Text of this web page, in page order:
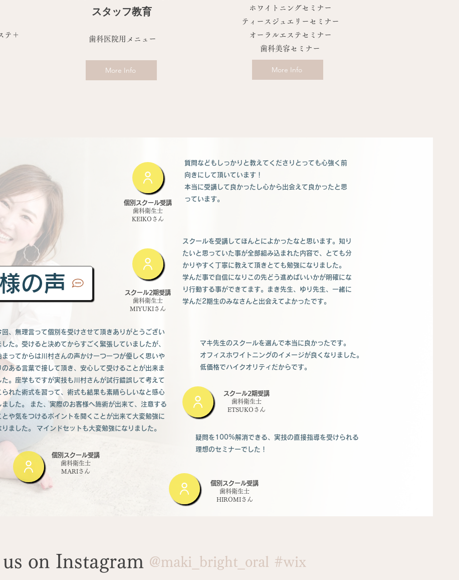
テ＋
スタッフ教育
歯科医院用メニュー
More Info
ホワイトニングセミナー
​ティースジュエリーセミナー
オーラルエステセミナー
​歯科美容セミナー
More Info
質問などもしっかりと教えてくださりとっても心強く前
向きにして頂いています！
本当に受講して良かったし心から出会えて良かったと思
っています。
スクールを受講してほんとによかったなと思います。知り
たいと思っていた事が全部組み込まれた内容で、とても分
かりやすく丁寧に教えて頂きとても勉強になりました。
学んだ事で自信になりこの先どう進めばいいかが明確にな
り行動する事ができてます。まき先生、ゆり先生、一緒に
学んだ2期生のみなさんと出会えてよかったです。
マキ先生のスクールを選んで本当に良かったです。
オフィスホワイトニングのイメージが良くなりました。
低価格でハイクオリティだからです。
の声
個別スクール受講
歯科衛生士
​KEIKOさん
スクール2期受講
歯科衛生士
​MIYUKIさん
スクール2期受講
歯科衛生士
​ETSUKOさん
回、無理言って個別を受けさせて頂きありがとうござい
した。受けると決めてからすごく緊張していましたが、
まってからは川村さんの声かけ一つ一つが優しく思いや
のある言葉で接して頂き、安心して受けることが出来ま
た。座学もですが実技も川村さんが試行錯誤して考えて
られた術式を習って、術式も結果も素晴らしいなと感心
ました。 また、実際のお客様へ施術が出来て、注意する
とや気をつけるポイントを聞くことが出来て大変勉強に
りました。 マインドセットも大変勉強になりました。
個別スクール受講
歯科衛生士
​MARIさん
​ 疑問を100%解消できる、実技の直接指導を受けられる
理想のセミナーでした！
個別スクール受講
歯科衛生士
​HIROMIさん
on Instagram #wix
@maki_bright_oral